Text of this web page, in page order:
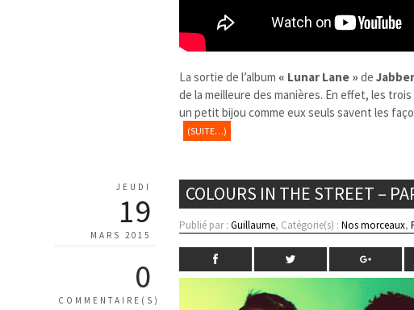
La sortie de l’album « Lunar Lane » de
de la meilleure des manières. En effet, les
un petit bijou comme eux seuls savent les
(SUITE…)
JEUDI
19
MARS 2015
0
COMMENTAIRE(S)
COLOURS IN THE STREET –
Publié par :Guillaume, Catégorie(s) :Nos morceaux,